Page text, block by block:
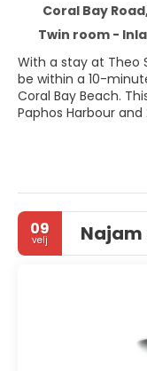
Coral Bay
Twin room -
With a stay at Theo
be within a 10-
Coral Bay Beach. This beach hotel is 5.5 mi (8.8 km) from
Paphos Harbour
Relax at the full-
massages, body
advantage of
pool, a sauna, and
features
concierge services,
Bathrooms feature
complimentary
include phones, as
09
velj